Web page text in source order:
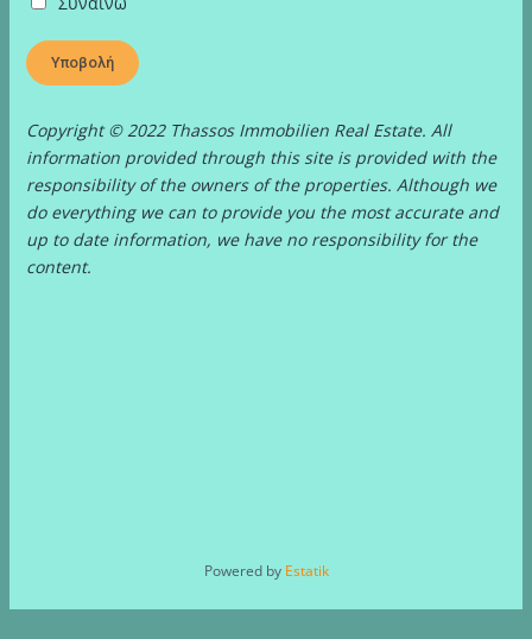
Υποβολή
Copyright © 2022 Thassos Immobilien Real Estate. All
information provided through this site is provided with the
responsibility of the owners of the properties. Although we
do everything we can to provide you the most accurate and
up to date information, we have no responsibility for the
content.
Powered by Estatik